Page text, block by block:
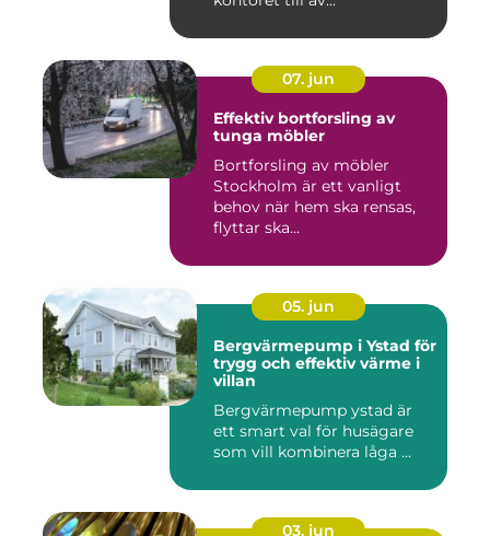
07. jun
Effektiv bortforsling av
tunga möbler
Bortforsling av möbler
Stockholm är ett vanligt
behov när hem ska rensas,
flyttar ska...
05. jun
Bergvärmepump i Ystad för
trygg och effektiv värme i
villan
Bergvärmepump ystad är
ett smart val för husägare
som vill kombinera låga ...
03. jun